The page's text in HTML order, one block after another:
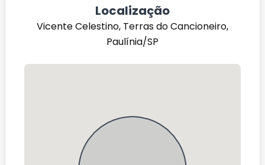
Localização
Vicente Celestino, Terras do Cancioneiro,
Paulínia/SP